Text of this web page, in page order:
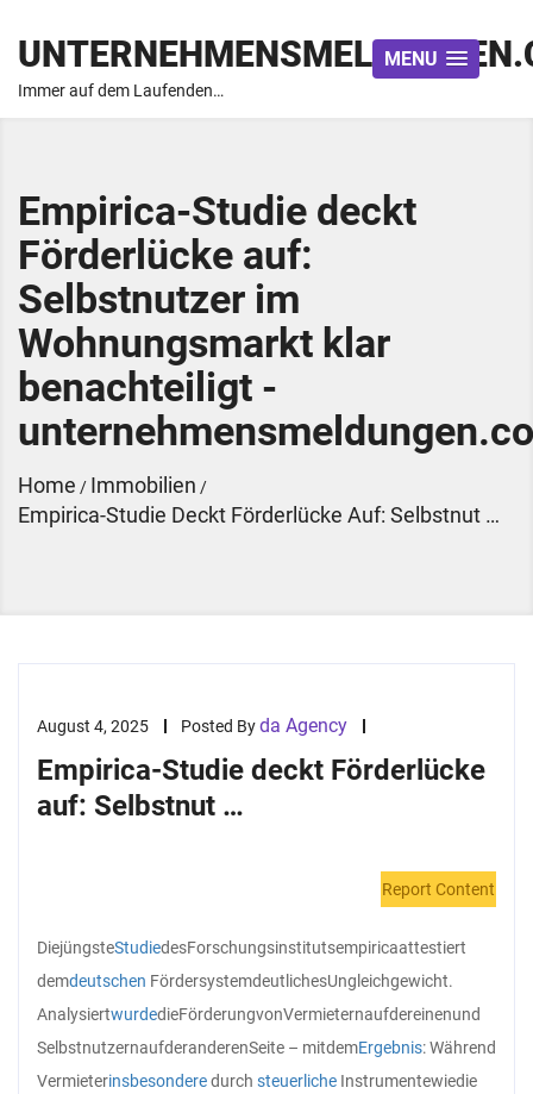
Immer auf dem Laufenden…
MENU
Empirica-Studie deckt
Förderlücke auf:
Selbstnutzer im
Wohnungsmarkt klar
benachteiligt -
Home / Immobilien /
Empirica-Studie Deckt Förderlücke Auf: Selbstnut …
August 4, 2025 Posted Byda Agency
Empirica-Studie deckt Förderlücke
auf: Selbstnut …
Report Content
DiejüngsteStudiedesForschungsinstitutsempiricaattestiert
demdeutschen FördersystemdeutlichesUngleichgewicht.
AnalysiertwurdedieFörderungvonVermieternaufdereinenund
SelbstnutzernaufderanderenSeite – mitdemErgebnis: Während
Vermieterinsbesonderedurch steuerliche Instrumentewiedie